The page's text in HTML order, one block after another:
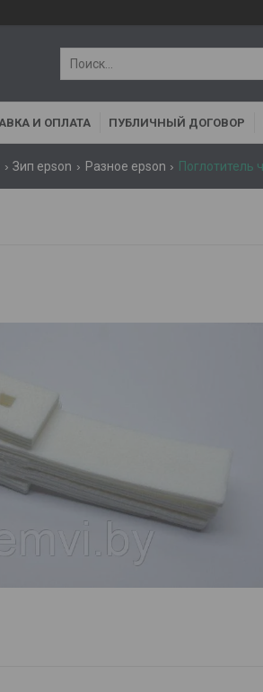
И ОПЛАТА ПУБЛИЧНЫЙ ДОГОВОР
Зип epson Разное epson